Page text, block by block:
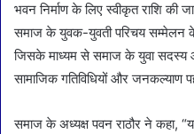
भवन निर्माण के लिए स्वीकृत राशि की
समाज के युवक-युवती परिचय सम्मेलन
जिसके माध्यम से समाज के युवा सदस्य
सामाजिक गतिविधियों और जनकल्याण
समाज के अध्यक्ष पवन राठौर ने कहा,